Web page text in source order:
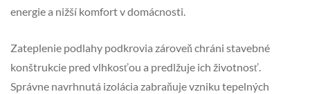
energie a nižší komfort v domácnosti.
Zateplenie podlahy podkrovia zároveň chráni stavebné
konštrukcie pred vlhkosťou a predlžuje ich životnosť.
Správne navrhnutá izolácia zabraňuje vzniku tepelných